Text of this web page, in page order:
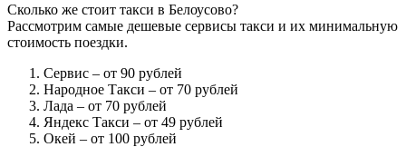
Сколько же стоит такси в Белоусово?
Рассмотрим самые дешевые сервисы такси и их минимальную
стоимость поездки.
Сервис – от 90 рублей
Народное Такси – от 70 рублей
Лада – от 70 рублей
Яндекс Такси – от 49 рублей
Окей – от 100 рублей